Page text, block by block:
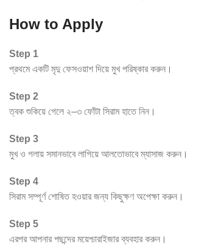
How to Apply
Step 1
প্রথমে একটি মৃদু ফেসওয়াশ দিয়ে মুখ পরিষ্কার করুন।
Step 2
ত্বক শুকিয়ে গেলে ২–৩ ফোঁটা সিরাম হাতে নিন।
Step 3
মুখ ও গলায় সমানভাবে লাগিয়ে আলতোভাবে ম্যাসাজ করুন।
Step 4
সিরাম সম্পূর্ণ শোষিত হওয়ার জন্য কিছুক্ষণ অপেক্ষা করুন।
Step 5
এরপর আপনার পছন্দের ময়েশ্চারাইজার ব্যবহার করুন।